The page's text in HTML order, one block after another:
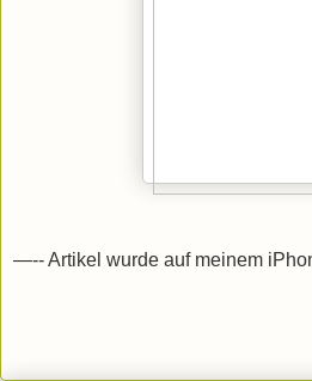
—-- Artikel wurde auf meinem